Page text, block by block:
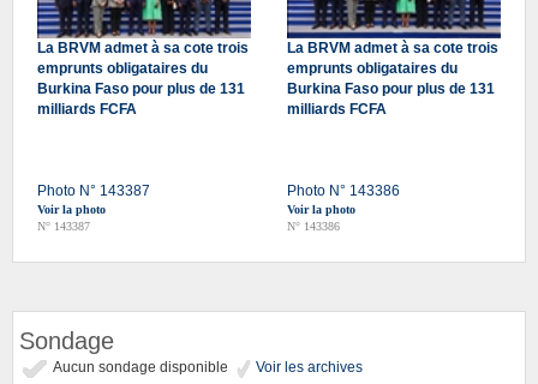
La BRVM admet à sa cote trois
emprunts obligataires du
Burkina Faso pour plus de 131
milliards FCFA
Photo N° 143387
Voir la photo
N° 143387
La BRVM admet à sa cote trois
emprunts obligataires du
Burkina Faso pour plus de 131
milliards FCFA
Photo N° 143386
Voir la photo
N° 143386
Sondage
Aucun sondage disponible Voir les archives